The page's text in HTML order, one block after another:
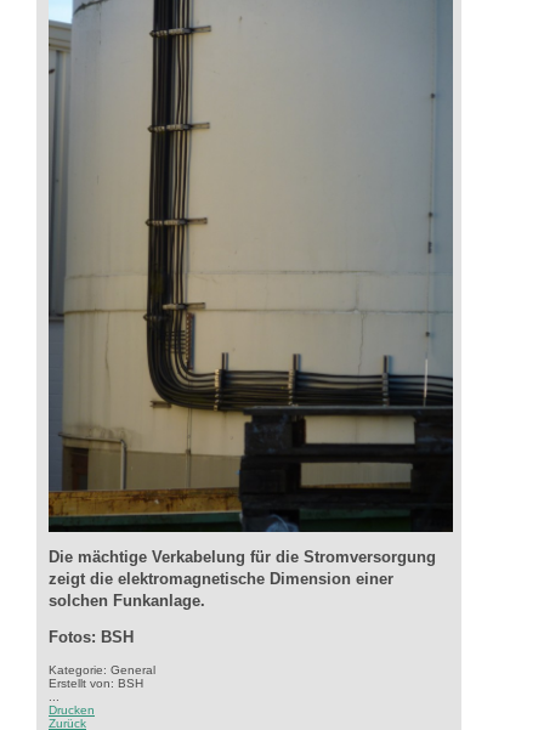
Die mächtige Verkabelung für die Stromversorgung
zeigt die elektromagnetische Dimension einer
solchen Funkanlage.
Fotos: BSH
Kategorie: General
Erstellt von: BSH
Drucken
Zurück